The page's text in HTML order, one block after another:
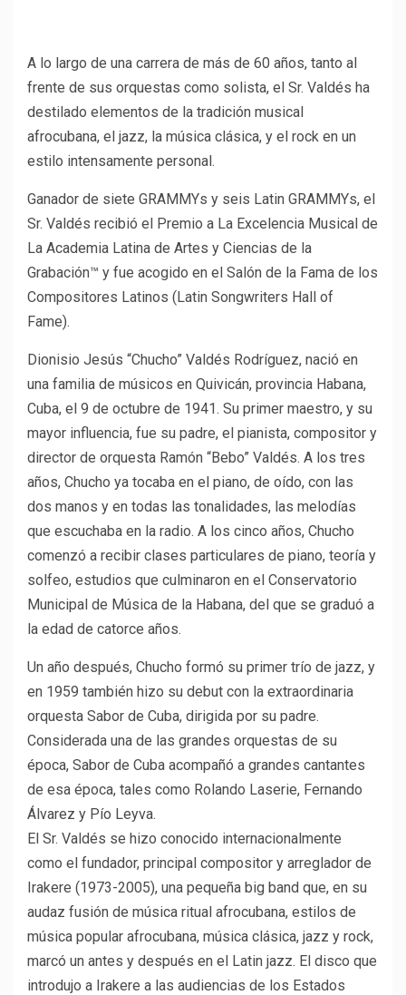
A lo largo de una carrera de más de 60 años, tanto al
frente de sus orquestas como solista, el Sr. Valdés ha
destilado elementos de la tradición musical
afrocubana, el jazz, la música clásica, y el rock en un
estilo intensamente personal.
Ganador de siete GRAMMYs y seis Latin GRAMMYs, el
Sr. Valdés recibió el Premio a La Excelencia Musical de
La Academia Latina de Artes y Ciencias de la
Grabación™ y fue acogido en el Salón de la Fama de los
Compositores Latinos (Latin Songwriters Hall of
Fame).
Dionisio Jesús “Chucho” Valdés Rodríguez, nació en
una familia de músicos en Quivicán, provincia Habana,
Cuba, el 9 de octubre de 1941. Su primer maestro, y su
mayor influencia, fue su padre, el pianista, compositor y
director de orquesta Ramón “Bebo” Valdés. A los tres
años, Chucho ya tocaba en el piano, de oído, con las
dos manos y en todas las tonalidades, las melodías
que escuchaba en la radio. A los cinco años, Chucho
comenzó a recibir clases particulares de piano, teoría y
solfeo, estudios que culminaron en el Conservatorio
Municipal de Música de la Habana, del que se graduó a
la edad de catorce años.
Un año después, Chucho formó su primer trío de jazz, y
en 1959 también hizo su debut con la extraordinaria
orquesta Sabor de Cuba, dirigida por su padre.
Considerada una de las grandes orquestas de su
época, Sabor de Cuba acompañó a grandes cantantes
de esa época, tales como Rolando Laserie, Fernando
Álvarez y Pío Leyva.
El Sr. Valdés se hizo conocido internacionalmente
como el fundador, principal compositor y arreglador de
Irakere (1973-2005), una pequeña big band que, en su
audaz fusión de música ritual afrocubana, estilos de
música popular afrocubana, música clásica, jazz y rock,
marcó un antes y después en el Latin jazz. El disco que
introdujo a Irakere a las audiencias de los Estados